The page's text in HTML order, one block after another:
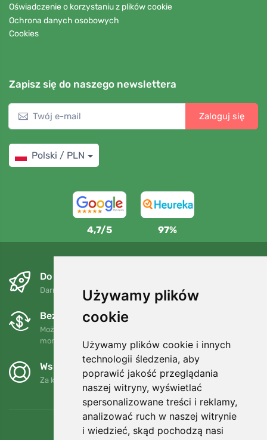
Używamy plików
cookie
Używamy plików cookie i innych
technologii śledzenia, aby
poprawić jakość przeglądania
naszej witryny, wyświetlać
spersonalizowane treści i reklamy,
analizować ruch w naszej witrynie
i wiedzieć, skąd pochodzą nasi
Oświadczenie o korzystaniu z plików cookie
Ochrona danych osobowych
Cookies
Zapisz się do naszego newslettera
Zaloguj się
Polski / PLN
4,7/5 97%
Do następnego dnia i bezpłatnie
Darmowa wysyłka dla zamówień powyżej 250 PLN
Bezpłatne wymiany i zwroty
Możesz zwrócić lub wymienić swoje zamówienie w dowolnym
momencie w ciągu 90 dni.
Wspieramy Trees.org
Za każde zamówienie sadzimy drzewo! Czytaj więcej